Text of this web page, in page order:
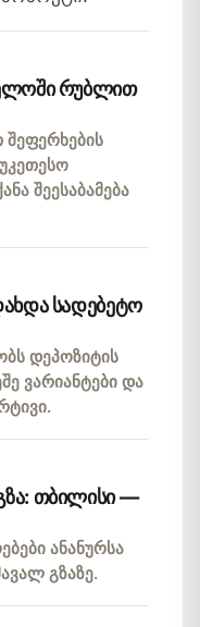
რუბლით
შეესაბამება
სადებეტო
დეპოზიტის
ვარიანტები და
თბილისი —
ანანურსა
გზაზე.